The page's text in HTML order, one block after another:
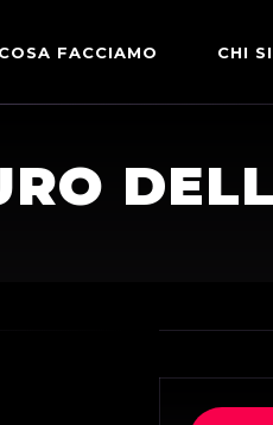
COSA FACCIAMO CHI